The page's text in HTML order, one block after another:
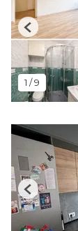
1 /9
Previous
Previous